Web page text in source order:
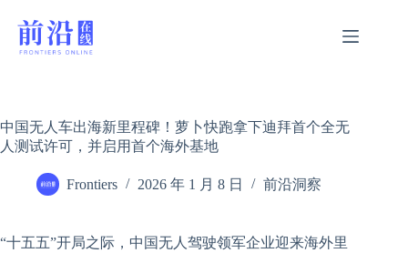
中国无人车出海新里程碑！萝卜快跑拿下迪拜首个全无
人测试许可，并启用首个海外基地
Frontiers 2026 年 1 月 8 日 前沿洞察
“十五五”开局之际，中国无人驾驶领军企业迎来海外里